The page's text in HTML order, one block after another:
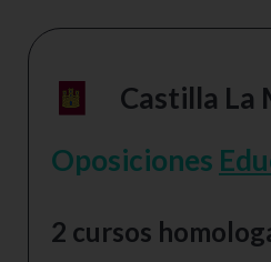
Castilla La
Oposiciones
2 cursos